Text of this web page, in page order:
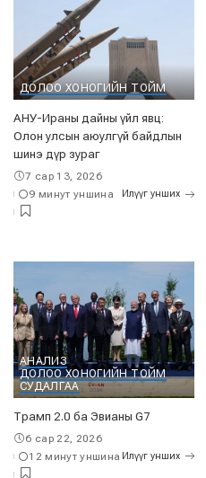
ДОЛОО ХОНОГИЙН ТОЙМ
АНУ-Ираны дайны үйл явц:
Олон улсын аюулгүй байдлын
шинэ дүр зураг
7 сар 13, 2026
9 минут уншина
Илүүг унших
АНАЛИЗ
ДОЛОО ХОНОГИЙН ТОЙМ
СУДАЛГАА
Трамп 2.0 ба Эвианы G7
6 сар 22, 2026
12 минут уншина Илүүг унших